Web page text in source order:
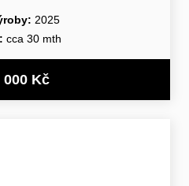
2025
cca 30 mth
000 Kč